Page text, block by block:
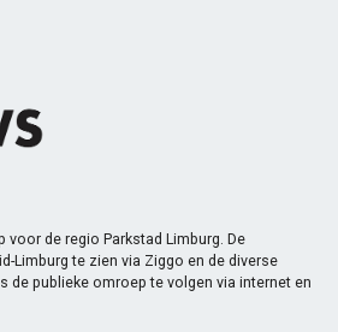
voor de regio Parkstad Limburg. De
Limburg te zien via Ziggo en de diverse
de publieke omroep te volgen via internet en